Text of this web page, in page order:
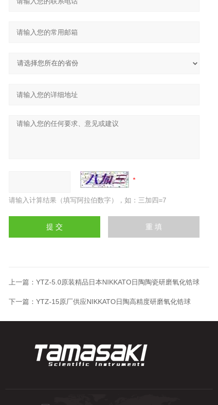
请输入计算结果（填写阿拉伯数字），如：三加四=7
上一篇： YTZ-5.0原装精品日本NIKKATO日陶陶瓷研磨氧化锆球
下一篇： YTZ-15原厂供应NIKKATO日陶高精度研磨氧化锆球